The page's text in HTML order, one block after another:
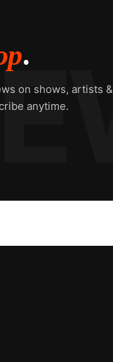
.
on shows, artists &
anytime.